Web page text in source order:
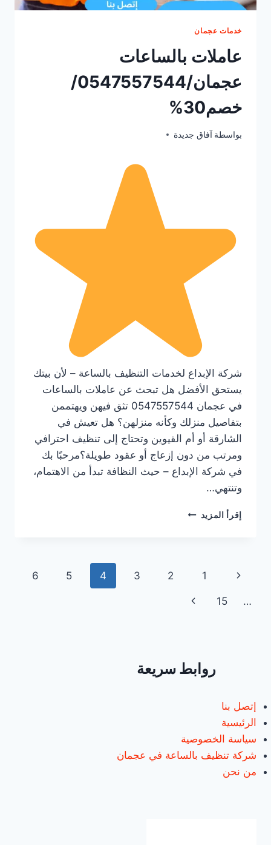
خدمات عجمان
عاملات بالساعات
عجمان/0547557544/
خصم30%
بواسطة آفاق جديدة يونيو 15, 2025
شركة الإبداع لخدمات التنظيف بالساعة – لأن بيتك
يستحق الأفضل هل تبحث عن عاملات بالساعات
في عجمان 0547557544 تثق فيهن ويهتممن
بتفاصيل منزلك وكأنه منزلهن؟ هل تعيش في
الشارقة أو أم القيوين وتحتاج إلى تنظيف احترافي
ومرتب من دون إزعاج أو عقود طويلة؟مرحبًا بك
في شركة الإبداع – حيث النظافة تبدأ من الاهتمام،
وتنتهي…
إقرأ المزيد عاملات
تنقل
الصفحة
الصفحة
السابقة
1
2
3
4
5
6
…
15
الصفحة
روابط سريعة
إتصل بنا
الرئيسية
سياسة الخصوصية
شركة تنظيف بالساعة في عجمان
من نحن